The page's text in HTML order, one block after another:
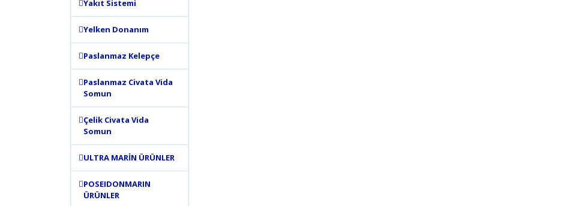
Yakıt Sistemi
Yelken Donanım
Paslanmaz Kelepçe
Paslanmaz Civata Vida
Somun
Çelik Civata Vida
Somun
ULTRA MARİN ÜRÜNLER
POSEIDONMARIN
ÜRÜNLER